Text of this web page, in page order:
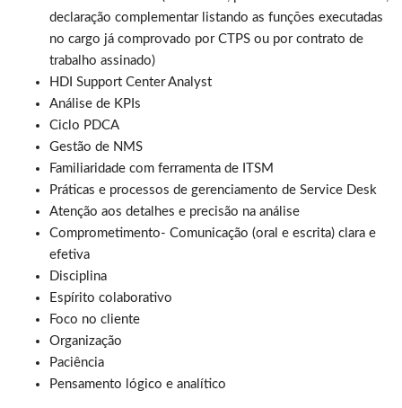
declaração complementar listando as funções executadas
no cargo já comprovado por CTPS ou por contrato de
trabalho assinado)
HDI Support Center Analyst
Análise de KPIs
Ciclo PDCA
Gestão de NMS
Familiaridade com ferramenta de ITSM
Práticas e processos de gerenciamento de Service Desk
Atenção aos detalhes e precisão na análise
Comprometimento- Comunicação (oral e escrita) clara e
efetiva
Disciplina
Espírito colaborativo
Foco no cliente
Organização
Paciência
Pensamento lógico e analítico